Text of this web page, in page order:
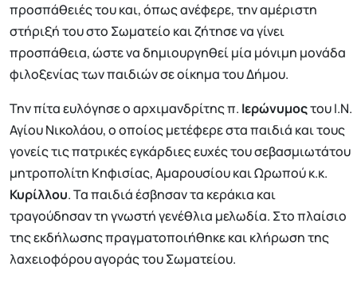
προσπάθειές του και, όπως ανέφερε, την αμέριστη
στήριξή του στο Σωματείο και ζήτησε να γίνει
προσπάθεια, ώστε να δημιουργηθεί μία μόνιμη μονάδα
φιλοξενίας των παιδιών σε οίκημα του Δήμου.
Την πίτα ευλόγησε ο αρχιμανδρίτης π. Ιερώνυμοςτου Ι.Ν.
Αγίου Νικολάου, ο οποίος μετέφερε στα παιδιά και τους
γονείς τις πατρικές εγκάρδιες ευχές του σεβασμιωτάτου
μητροπολίτη Κηφισίας, Αμαρουσίου και Ωρωπού κ.κ.
Κυρίλλου. Τα παιδιά έσβησαν τα κεράκια και
τραγούδησαν τη γνωστή γενέθλια μελωδία. Στο πλαίσιο
της εκδήλωσης πραγματοποιήθηκε και κλήρωση της
λαχειοφόρου αγοράς του Σωματείου.